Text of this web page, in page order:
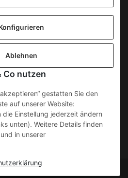
Ablehnen
Co nutzen
gestatten Sie den
auf unserer Website:
die Einstellung jederzeit ändern
unten). Weitere Details finden
und in unserer